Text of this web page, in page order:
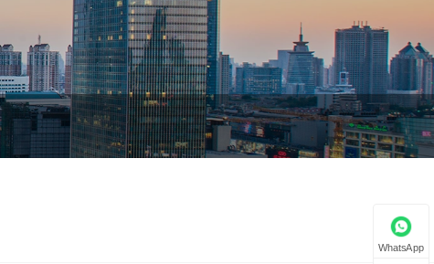
WhatsApp